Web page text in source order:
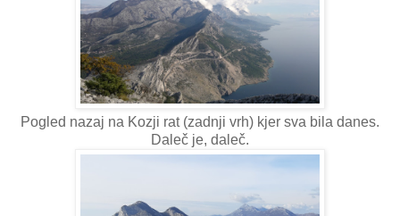
Pogled nazaj na Kozji rat (zadnji vrh) kjer sva bila danes.
Daleč je, daleč.